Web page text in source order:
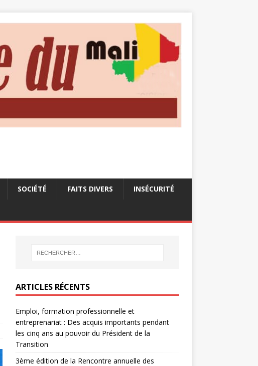
SOCIÉTÉ FAITS DIVERS INSÉCURITÉ
ARTICLES RÉCENTS
Emploi, formation professionnelle et
entreprenariat : Des acquis importants pendant
les cinq ans au pouvoir du Président de la
Transition
3ème édition de la Rencontre annuelle des